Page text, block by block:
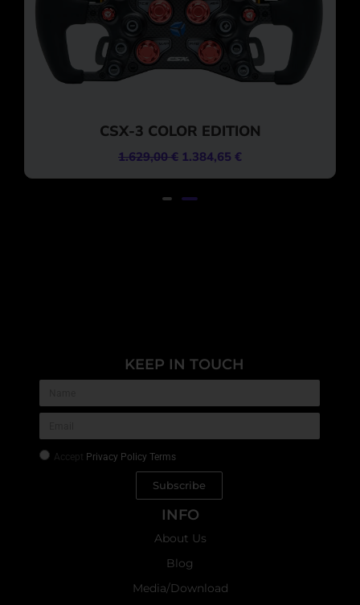
CSX-3 COLOR EDITION
1.629,00€ 1.384,65 €
KEEP IN TOUCH
Accept Privacy Policy Terms
Subscribe
INFO
About Us
Blog
Media/Download